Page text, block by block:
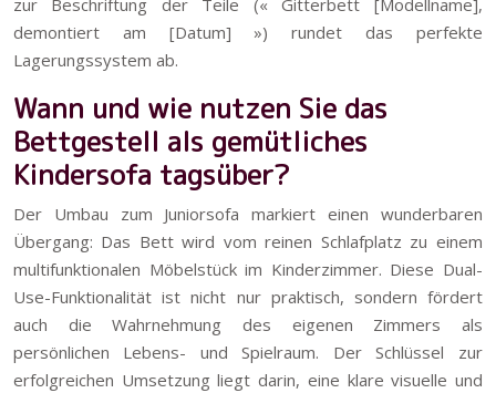
zur Beschriftung der Teile (« Gitterbett [Modellname],
demontiert am [Datum] ») rundet das perfekte
Lagerungssystem ab.
Wann und wie nutzen Sie das
Bettgestell als gemütliches
Kindersofa tagsüber?
Der Umbau zum Juniorsofa markiert einen wunderbaren
Übergang: Das Bett wird vom reinen Schlafplatz zu einem
multifunktionalen Möbelstück im Kinderzimmer. Diese Dual-
Use-Funktionalität ist nicht nur praktisch, sondern fördert
auch die Wahrnehmung des eigenen Zimmers als
persönlichen Lebens- und Spielraum. Der Schlüssel zur
erfolgreichen Umsetzung liegt darin, eine klare visuelle und